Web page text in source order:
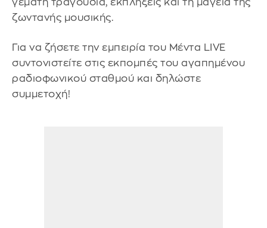
γεμάτη τραγούδια, εκπλήξεις και τη μαγεία της
ζωντανής μουσικής.
Για να ζήσετε την εμπειρία του Μέντα LIVE
συντονιστείτε στις εκπομπές του αγαπημένου
ραδιοφωνικού σταθμού και δηλώστε
συμμετοχή!